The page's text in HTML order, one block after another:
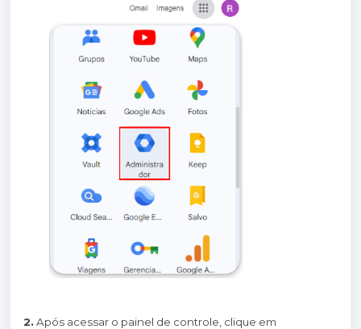
2. Após acessar o painel de controle, clique em